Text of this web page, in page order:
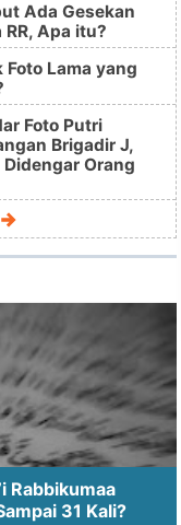
Ada Gesekan
Apa itu?
Lama yang
Foto Putri
Brigadir J,
Orang
Rabbikumaa
31 Kali?